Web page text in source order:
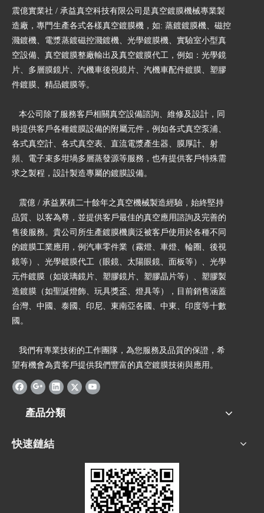
震億實業社 / 承益真空科技有限公司是真空鍍膜機械專業製
造廠，專門生產各式各樣真空鍍膜機，如: 蒸鍍鍍膜機、磁控
濺鍍機、電漿蒸鍍磁控濺鍍機、光學鍍膜機、實驗室小型真
空設備、真空鍍膜整廠輸出及真空鍍膜代工，例如：光學鏡
片、多層膜鏡片、汽機車後視鏡片、汽機車配件鍍膜、塑膠
件鍍膜、精品鍍膜等。
本公司除了服務客戶相關真空設備諮詢、維修及設計，同
時提供客戶各種鍍膜設備的附屬元件，例如各式真空泵浦、
各式真空計、各式真空表、直流電漿產生器、膜厚計、射
頻、電子束多坩堝多層蒸發源等服務，也有提供客戶特殊需
求之製程，設計製造專屬的鍍膜設備。
震億 / 承益累積二十餘年之真空機械製造經驗，始終堅持
品質、以客為尊，並提供客戶最佳的真空應用諮詢及完善的
售後服務。貴公司所生產鍍膜機廣泛被客戶使用於各種不同
的鍍膜工業應用，例汽車零件業（霧燈、車燈、輪圈、後視
鏡等）、光學鍍膜代工（眼鏡、太陽眼鏡、面板等）、光學
元件鍍膜（如玻璃鏡片、塑膠鏡片、塑膠晶片等）、塑膠製
造鍍膜（如聖誕燈飾、玩具獎盃、燈具等），目前銷售涵蓋
台灣、中國、泰國、印尼、東南亞各國、中東、印度等十數
國。
我們有專業技術的工作團隊，為您服務及品質的保證，希
望有機會為貴客戶提供我們豐富的真空鍍膜技術與應用。
產品分類
快速鏈結